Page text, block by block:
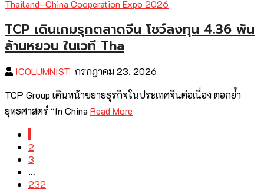
TCP เดินเกมรุกตลาดจีน โชว์ลงทุน 4.36 พัน
ล้านหยวน ในเวที Tha
ICOLUMNIST กรกฎาคม 23, 2026
TCP Group เดินหน้าขยายธุรกิจในประเทศจีนต่อเนื่อง ตอกย้ำ
ยุทธศาสตร์ “In China Read More
2
3
…
232